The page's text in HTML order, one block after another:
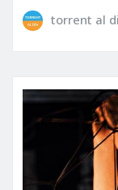
torrent al